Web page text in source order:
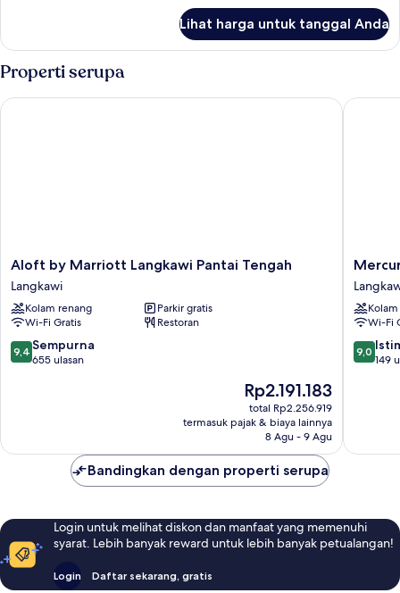
Kamar
Premium,
2
Tempat
Tidur
Lihat harga untuk tanggal Anda
Properti serupa
Aloft
by
Marriott
Langkawi
Pantai
Tengah
Langkawi
Aloft by Marriott Langkawi Pantai Tengah
Langkawi
Kolam renang
Parkir gratis
Wi-Fi Gratis
Restoran
9.4
dari
9,4 Sempurna
655 ulasan
Harga
sekarang
Rp2.191.183
Rp2.191.183
total Rp2.256.919
termasuk pajak & biaya lainnya
8 Agu - 9 Agu
Aloft by Marriott Langkawi Pantai Tengah
Mercure
Pantai
Cenang
Wi-Fi
9.0
dari
9,0
149
Mercure
Bandingkan dengan properti serupa
Login untuk melihat diskon dan manfaat yang memenuhi
syarat. Lebih banyak reward untuk lebih banyak petualangan!
Login Daftar sekarang, gratis